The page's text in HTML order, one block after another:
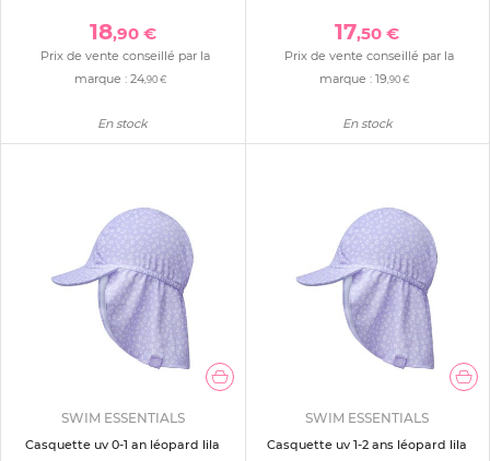
18,90 €
Prix de vente conseillé par la
marque : 24,90 €
En stock
17,50 €
Prix de vente conseillé par la
marque :19,90 €
En stock
SWIM ESSENTIALS
Casquette uv 0-1 an léopard lila
SWIM ESSENTIALS
Casquette uv 1-2 ans léopard lila